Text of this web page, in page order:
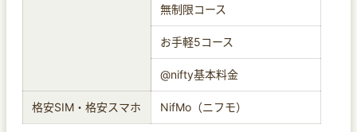
無制限コース
お手軽5コース
@nifty基本料金
格安SIM・格安スマホ NifMo（ニフモ）